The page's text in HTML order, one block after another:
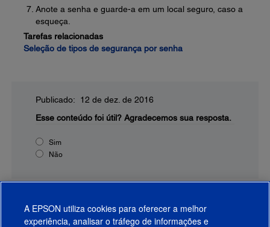
Anote a senha e guarde-a em um local seguro, caso a
esqueça.
Tarefas relacionadas
Seleção de tipos de segurança por senha
Publicado: 12 de dez. de 2016
Esse conteúdo foi útil? Agradecemos sua resposta.
Sim
Não
A EPSON utiliza cookies para oferecer a melhor
experiência, analisar o tráfego de informações e